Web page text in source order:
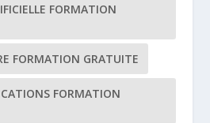
FORMATION
FORMATION GRATUITE
FORMATION